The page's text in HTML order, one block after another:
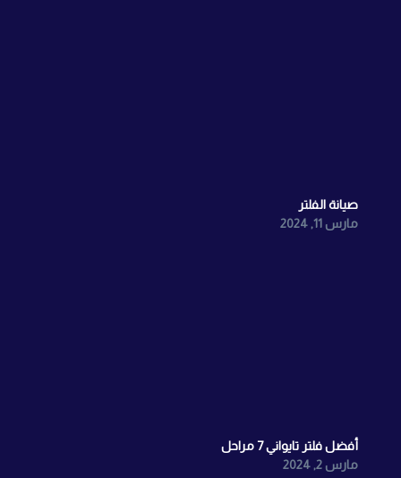
صيانة الفلتر
مارس 11, 2024
أفضل فلتر تايواني 7 مراحل
مارس 2, 2024